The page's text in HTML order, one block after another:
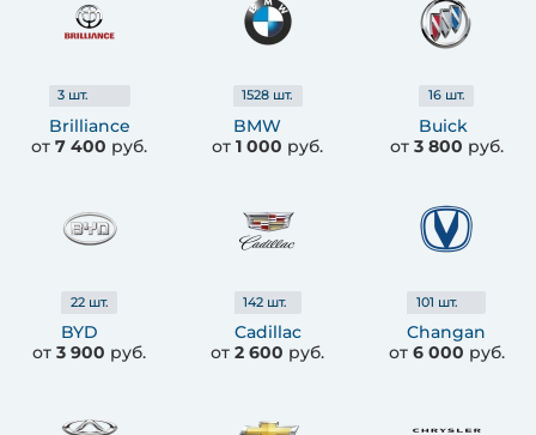
3 шт.
Brilliance
от7 400 руб.
1528 шт.
BMW
от1 000 руб.
16шт.
Buick
от 3 800 руб.
22шт.
BYD
от3 900 руб.
142 шт.
Cadillac
от2 600 руб.
101 шт.
Changan
от 6 000 руб.